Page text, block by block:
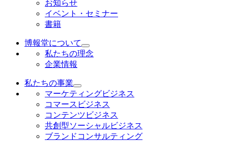
お知らせ
イベント・セミナー
書籍
博報堂について
私たちの理念
企業情報
私たちの事業
マーケティングビジネス
コマースビジネス
コンテンツビジネス
共創型ソーシャルビジネス
ブランドコンサルティング